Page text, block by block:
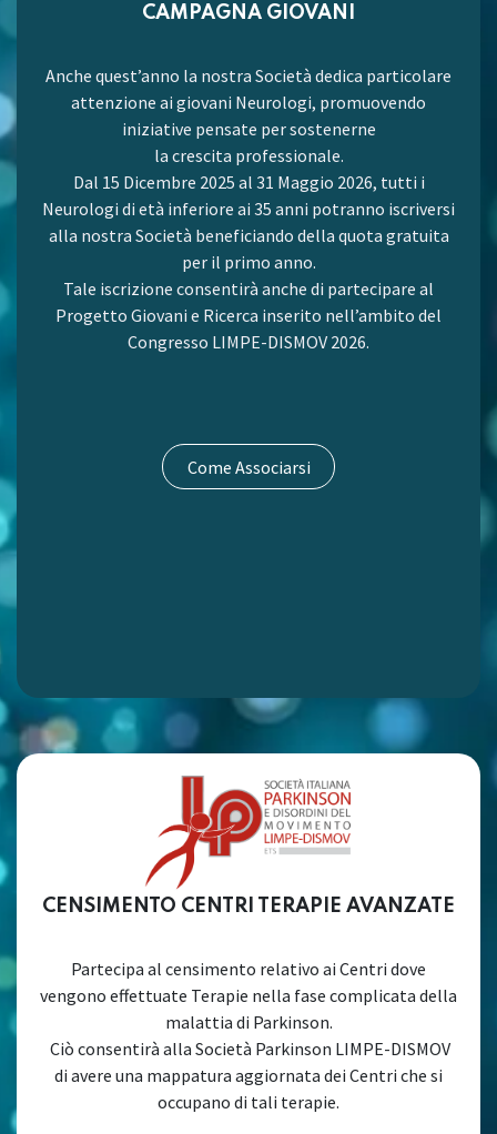
CAMPAGNA GIOVANI
Anche quest’anno la nostra Società dedica particolare
attenzione ai giovani Neurologi, promuovendo
iniziative pensate per sostenerne
la crescita professionale.
Dal 15 Dicembre 2025 al 31 Maggio 2026, tutti i
Neurologi di età inferiore ai 35 anni potranno iscriversi
alla nostra Società beneficiando della quota gratuita
per il primo anno.
Tale iscrizione consentirà anche di partecipare al
Progetto Giovani e Ricerca inserito nell’ambito del
Congresso LIMPE-DISMOV 2026.
Come Associarsi
CENSIMENTO CENTRI TERAPIE AVANZATE
Partecipa al censimento relativo ai Centri dove
vengono effettuate Terapie nella fase complicata della
malattia di Parkinson.
Ciò consentirà alla Società Parkinson LIMPE-DISMOV
di avere una mappatura aggiornata dei Centri che si
occupano di tali terapie.